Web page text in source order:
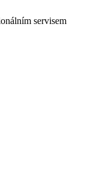
servisem